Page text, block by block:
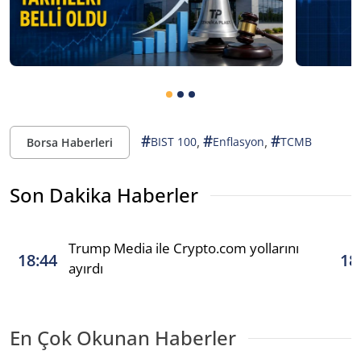
Borsa Haberleri #BIST 100, #Enflasyon, #TCMB
Son Dakika Haberler
18:44
Trump Media ile Crypto.com yollarını
ayırdı
En Çok Okunan Haberler